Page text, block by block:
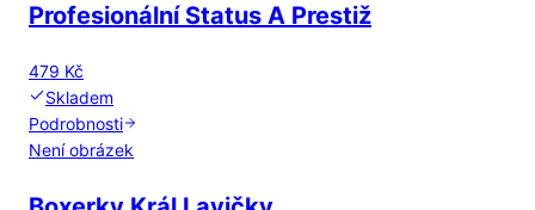
Profesionální Status A Prestiž
479 Kč
Skladem
Podrobnosti
Není obrázek